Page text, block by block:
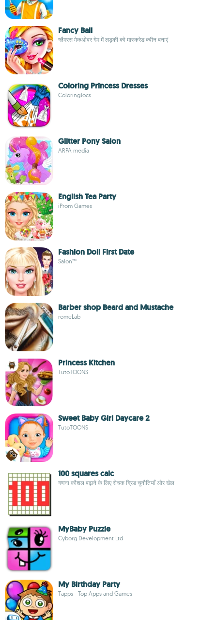
Fancy Ball
ग्लैमरस मेकओवर गेम में लड़की को मास्करेड क्वीन बनाएं
Coloring Princess Dresses
ColoringJocs
Glitter Pony Salon
ARPA media
English Tea Party
iProm Games
Fashion Doll First Date
Salon™
Barber shop Beard and Mustache
romeLab
Princess Kitchen
TutoTOONS
Sweet Baby Girl Daycare 2
TutoTOONS
100 squares calc
गणना कौशल बढ़ाने के लिए रोचक ग्रिड चुनौतियाँ और खेल
MyBaby Puzzle
Cyborg Development Ltd
My Birthday Party
Tapps - Top Apps and Games